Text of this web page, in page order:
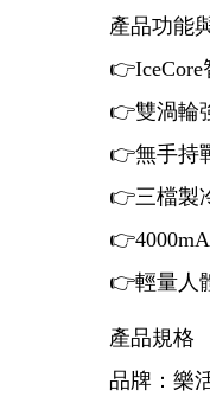
產品功能
👉雙渦輪
👉無手持
👉三檔製
👉輕量人
產品規格
品牌：樂